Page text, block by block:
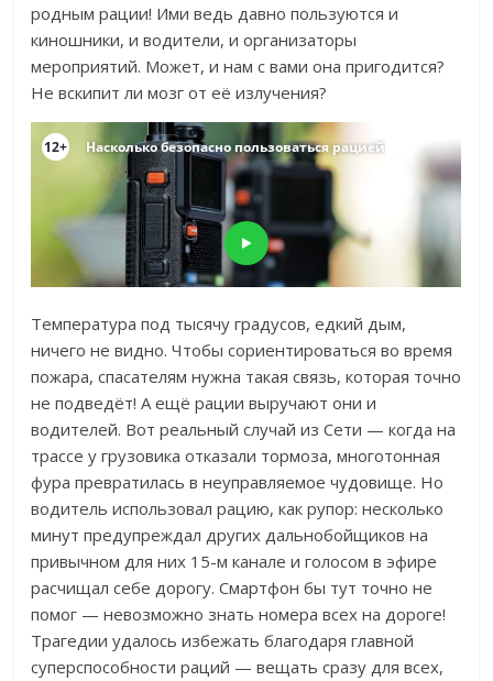
родным рации! Ими ведь давно пользуются и
киношники, и водители, и организаторы
мероприятий. Может, и нам с вами она пригодится?
Не вскипит ли мозг от её излучения?
Температура под тысячу градусов, едкий дым,
ничего не видно. Чтобы сориентироваться во время
пожара, спасателям нужна такая связь, которая точно
не подведёт!А ещё рации выручают они и
водителей. Вот реальный случай из Сети — когда на
трассе у грузовика отказали тормоза, многотонная
фура превратилась в неуправляемое чудовище. Но
водитель использовал рацию, как рупор: несколько
минут предупреждал других дальнобойщиков на
привычном для них 15-м канале и голосом в эфире
расчищал себе дорогу.Смартфон бы тут точно не
помог — невозможно знать номера всех на дороге!
Трагедии удалось избежать благодаря главной
суперспособности раций — вещать сразу для всех,